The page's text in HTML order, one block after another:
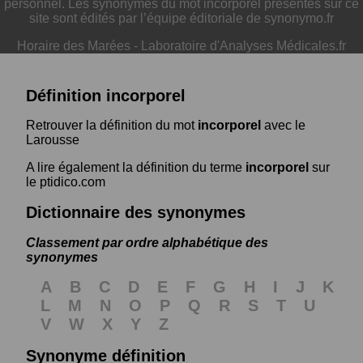
personnel. Les synonymes du mot incorporel présentés sur ce
site sont édités par l’équipe éditoriale de synonymo.fr
Horaire des Marées - Laboratoire d'Analyses Médicales.fr
Définition incorporel
Retrouver la définition du mot incorporel avec le
Larousse
A lire également la définition du terme incorporel sur
le ptidico.com
Dictionnaire des synonymes
Classement par ordre alphabétique des
synonymes
A B C D E F G H I J
K
L
M N O P Q R S T
U
V
W X Y
Z
Synonyme définition